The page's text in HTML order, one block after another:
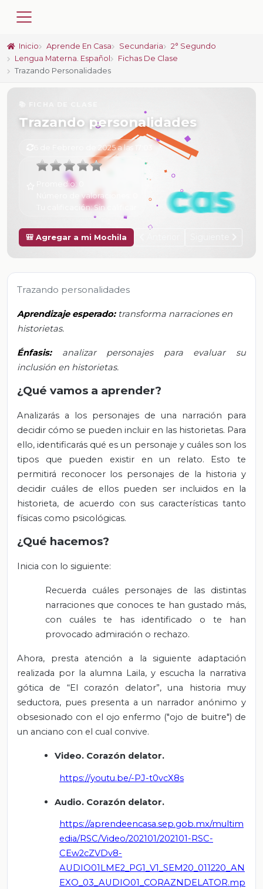
Inicio Aprende En Casa Secundaria
2° Segundo
Lengua Materna. Español
Fichas De Clase
Trazando Personalidades
Trazando personalidades
6 de Febrero de 2025 a las 17:03
Promedio:
Número de valoraciones:
Tu calificación:Sin calificar
🎒 Agregar a mi Mochila
Trazando personalidades
Aprendizaje esperado: transforma narraciones en
historietas.
Énfasis: analizar personajes para evaluar su
inclusión en historietas.
¿Qué vamos a aprender?
Analizarás a los personajes de una narración para
decidir cómo se pueden incluir en las historietas. Para
ello, identificarás qué es un personaje y cuáles son los
tipos que pueden existir en un relato. Esto te
permitirá reconocer los personajes de la historia y
decidir cuáles de ellos pueden ser incluidos en la
historieta, de acuerdo con sus características tanto
físicas como psicológicas.
¿Qué hacemos?
Inicia con lo siguiente:
Recuerda cuáles personajes de las distintas
narraciones que conoces te han gustado más,
con cuáles te has identificado o te han
provocado admiración o rechazo.
Ahora, presta atención a la siguiente adaptación
realizada por la alumna Laila, y escucha la narrativa
gótica de “El corazón delator”, una historia muy
seductora, pues presenta a un narrador anónimo y
obsesionado con el ojo enfermo ("ojo de buitre") de
un anciano con el cual convive.
Video. Corazón delator.
https://youtu.be/-PJ-t0vcX8s
Audio. Corazón delator.
https://aprendeencasa.sep.gob.mx/multim
edia/RSC/Video/202101/202101-RSC-
CEw2cZVDv8-
AUDIO01LME2_PG1_V1_SEM20_011220_AN
EXO_03_AUDIO01_CORAZNDELATOR.mp